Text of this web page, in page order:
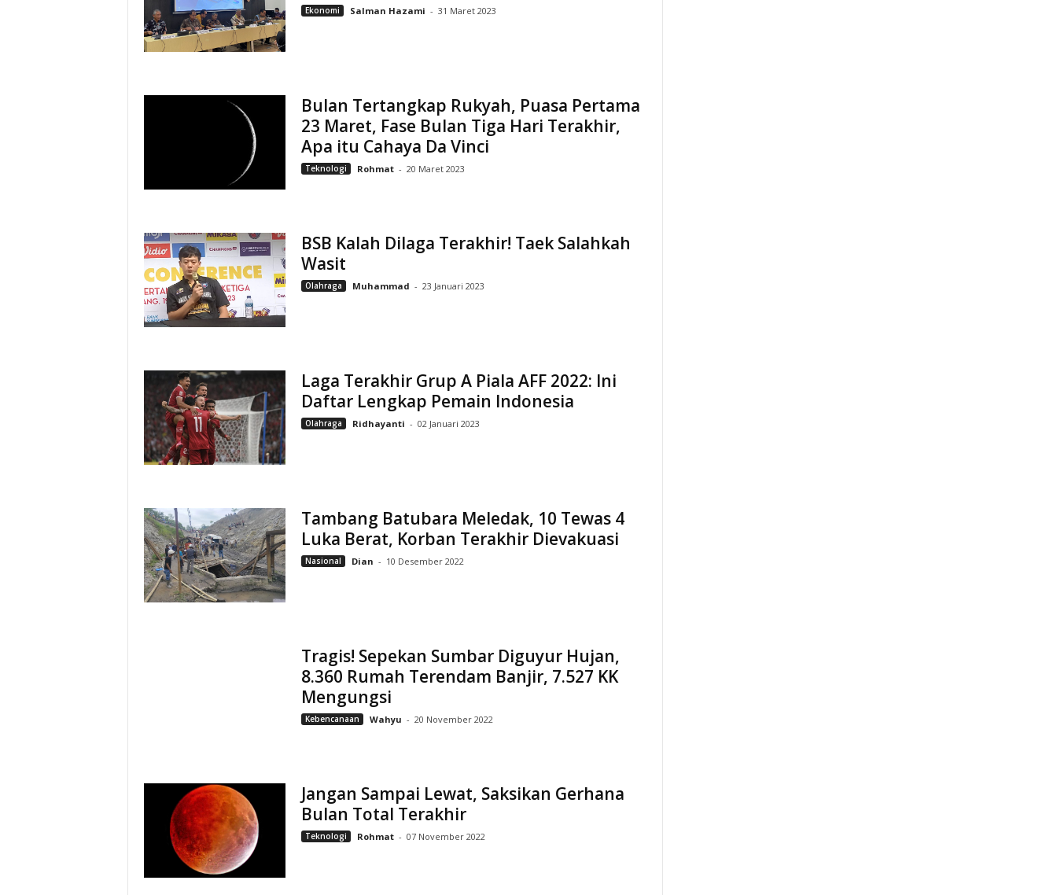
Ekonomi Salman Hazami - 31 Maret 2023
Bulan Tertangkap Rukyah, Puasa Pertama
23 Maret, Fase Bulan Tiga Hari Terakhir,
Apa itu Cahaya Da Vinci
Teknologi Rohmat - 20 Maret 2023
BSB Kalah Dilaga Terakhir! Taek Salahkah
Wasit
Olahraga Muhammad - 23 Januari 2023
Laga Terakhir Grup A Piala AFF 2022: Ini
Daftar Lengkap Pemain Indonesia
Olahraga Ridhayanti - 02 Januari 2023
Tambang Batubara Meledak, 10 Tewas 4
Luka Berat, Korban Terakhir Dievakuasi
Nasional Dian - 10 Desember 2022
Tragis! Sepekan Sumbar Diguyur Hujan,
8.360 Rumah Terendam Banjir, 7.527 KK
Mengungsi
Kebencanaan Wahyu - 20 November 2022
Jangan Sampai Lewat, Saksikan Gerhana
Bulan Total Terakhir
Teknologi Rohmat - 07 November 2022